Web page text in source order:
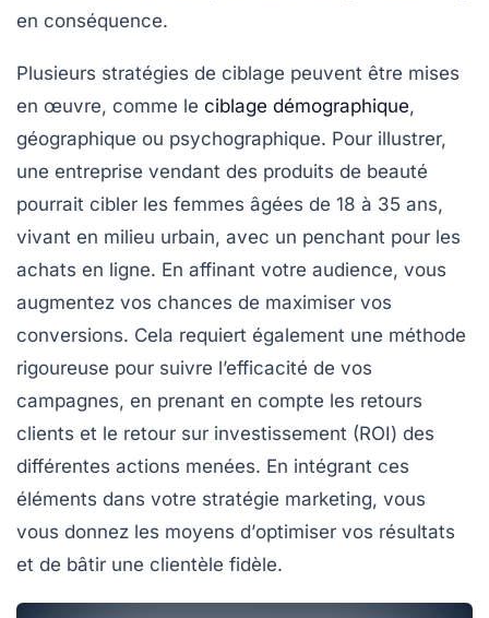
en conséquence.
Plusieurs stratégies de ciblage peuvent être mises
en œuvre, comme le ciblage démographique,
géographique ou psychographique. Pour illustrer,
une entreprise vendant des produits de beauté
pourrait cibler les femmes âgées de 18 à 35 ans,
vivant en milieu urbain, avec un penchant pour les
achats en ligne. En affinant votre audience, vous
augmentez vos chances de maximiser vos
conversions. Cela requiert également une méthode
rigoureuse pour suivre l’efficacité de vos
campagnes, en prenant en compte les retours
clients et le retour sur investissement (ROI) des
différentes actions menées. En intégrant ces
éléments dans votre stratégie marketing, vous
vous donnez les moyens d’optimiser vos résultats
et de bâtir une clientèle fidèle.